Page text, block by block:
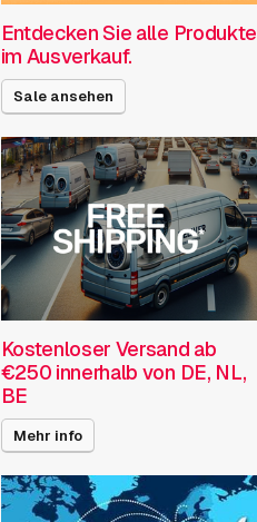
Entdecken Sie alle Produkte
im Ausverkauf.
Sale ansehen
Kostenloser Versand ab
€250 innerhalb von DE, NL,
BE
Mehr info